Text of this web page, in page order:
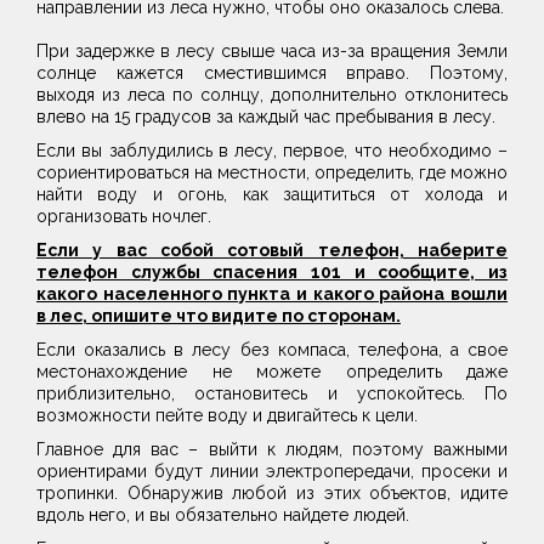
направлении из леса нужно, чтобы оно оказалось слева.
При задержке в лесу свыше часа из-за вращения Земли
солнце кажется сместившимся вправо. Поэтому,
выходя из леса по солнцу, дополнительно отклонитесь
влево на 15 градусов за каждый час пребывания в лесу.
Если вы заблудились в лесу, первое, что необходимо –
сориентироваться на местности, определить, где можно
найти воду и огонь, как защититься от холода и
организовать ночлег.
Если у вас собой сотовый телефон, наберите
телефон службы спасения 101 и сообщите, из
какого населенного пункта и какого района вошли
в лес, опишите что видите по сторонам.
Если оказались в лесу без компаса, телефона, а свое
местонахождение не можете определить даже
приблизительно, остановитесь и успокойтесь. По
возможности пейте воду и двигайтесь к цели.
Главное для вас – выйти к людям, поэтому важными
ориентирами будут линии электропередачи, просеки и
тропинки. Обнаружив любой из этих объектов, идите
вдоль него, и вы обязательно найдете людей.